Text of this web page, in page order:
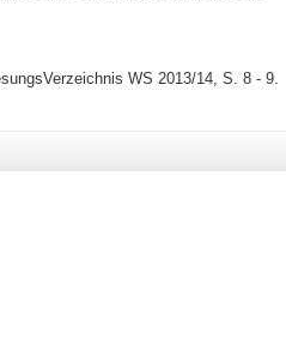
WS 2013/14, S. 8 - 9.